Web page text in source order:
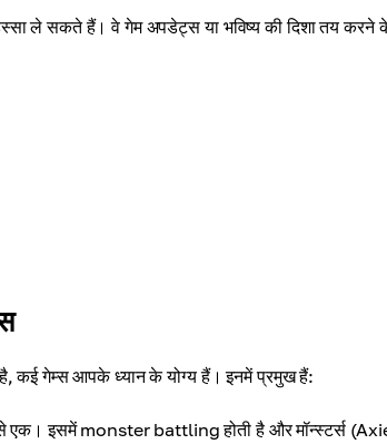
ले सकते हैं। वे गेम अपडेट्स या भविष्य की दिशा तय
कई गेम्स आपके ध्यान के योग्य हैं। इनमें प्रमुख हैं:
इसमें monster battling होती है और मॉन्स्टर्स